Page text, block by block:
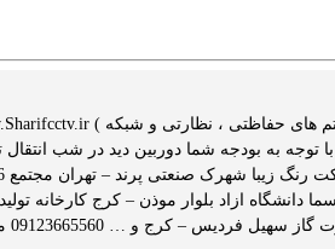
سما دانشگاه ازاد بلوار موذن – کرج